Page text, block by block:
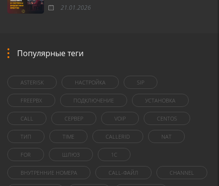
21.01.2026
Популярные теги
ASTERISK НАСТРОЙКА SIP
FREEPBX ПОДКЛЮЧЕНИЕ УСТАНОВКА
CALL СЕРВЕР VOIP CENTOS
ТИП TIME CALLERID NAT
FOR ШЛЮЗ 1C
ВНУТРЕННИЕ НОМЕРА CALL-ФАЙЛ CHANNEL